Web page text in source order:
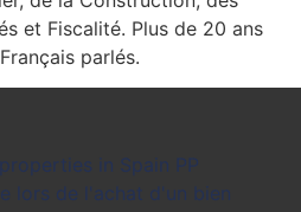
et Fiscalité. Plus de 20 ans
parlés.